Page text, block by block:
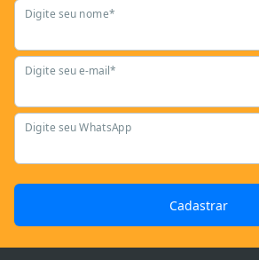
Digite seu nome*
Digite seu e-mail*
Digite seu WhatsApp
Cadastrar